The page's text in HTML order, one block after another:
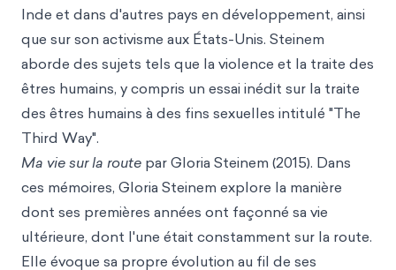
Inde et dans d'autres pays en développement, ainsi
que sur son activisme aux États-Unis. Steinem
aborde des sujets tels que la violence et la traite des
êtres humains, y compris un essai inédit sur la traite
des êtres humains à des fins sexuelles intitulé "The
Third Way".
Ma vie sur la route par Gloria Steinem (2015). Dans
ces mémoires, Gloria Steinem explore la manière
dont ses premières années ont façonné sa vie
ultérieure, dont l'une était constamment sur la route.
Elle évoque sa propre évolution au fil de ses